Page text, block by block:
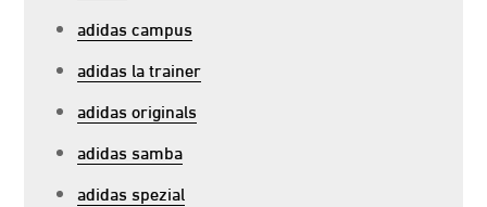
adidas campus
adidas la trainer
adidas originals
adidas samba
adidas spezial